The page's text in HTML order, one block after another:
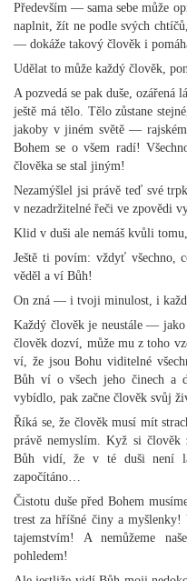
Především — sama sebe může
naplnit, žít ne podle svých
— dokáže takový člověk i
Udělat to může každý člověk,
A pozvedá se pak duše,
ještě má tělo. Tělo zůstane
jakoby v jiném světě —
Bohem se o všem radí!
člověka se stal jiným!
Nezamýšlel jsi právě teď své
v nezadržitelné řeči ve zpovědi
Klid v duši ale nemáš kvůli
Ještě ti povím: vždyť všechno,
věděl a ví Bůh!
On zná — i tvoji minulost, i
Každý člověk je neustále —
člověk dozví, může mu z toho
ví, že jsou Bohu viditelné
Bůh ví o všech jeho činech a
vybídlo, pak začne člověk svůj
Říká se, že člověk musí mít
právě nemyslím. Kyž si člověk
Bůh vidí, že v té duši není
započítáno…
Čistotu duše před Bohem
trest za hříšné činy a
tajemstvím! A nemůžeme
pohledem!